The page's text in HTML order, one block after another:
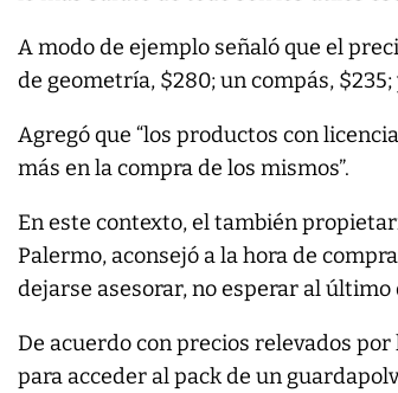
A modo de ejemplo señaló que el
de geometría, $280; un compás,
Agregó que “los productos con
más en la compra de los mismos”.
En este contexto, el también
Palermo, aconsejó a la hora de
dejarse asesorar, no esperar al último
De acuerdo con precios relevados
para acceder al pack de un